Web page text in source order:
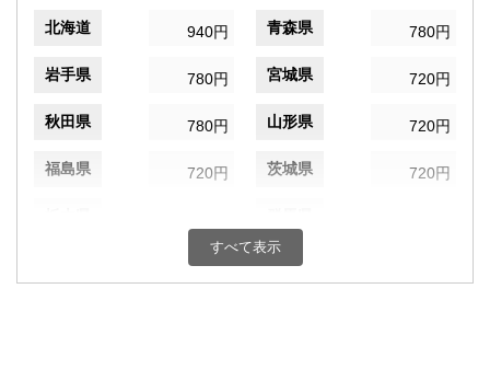
北海道 940円 青森県 780円
岩手県 780円 宮城県 720円
秋田県 780円 山形県 720円
福島県 720円 茨城県 720円
720円 千葉県
すべて表示